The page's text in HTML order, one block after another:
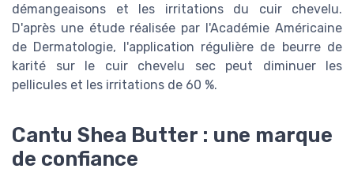
démangeaisons et les irritations du cuir chevelu.
D'après une étude réalisée par l'Académie Américaine
de Dermatologie, l'application régulière de beurre de
karité sur le cuir chevelu sec peut diminuer les
pellicules et les irritations de 60 %.
Cantu Shea Butter : une marque
de confiance